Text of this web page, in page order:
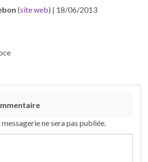
(site web) | 18/06/2013
ne sera pas publiée.